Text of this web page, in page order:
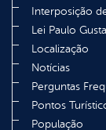
Interposição
Lei Paulo
Localização
Notícias
Perguntas
Pontos
População